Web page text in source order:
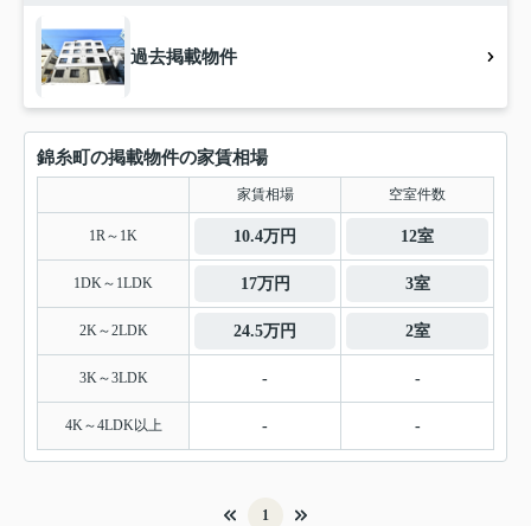
過去掲載物件
錦糸町の掲載物件の家賃相場
家賃相場 空室件数
1R～1K 10.4万円 12室
1DK～1LDK 17万円 3室
2K～2LDK 24.5万円 2室
3K～3LDK - -
4K～4LDK以上 - -
1